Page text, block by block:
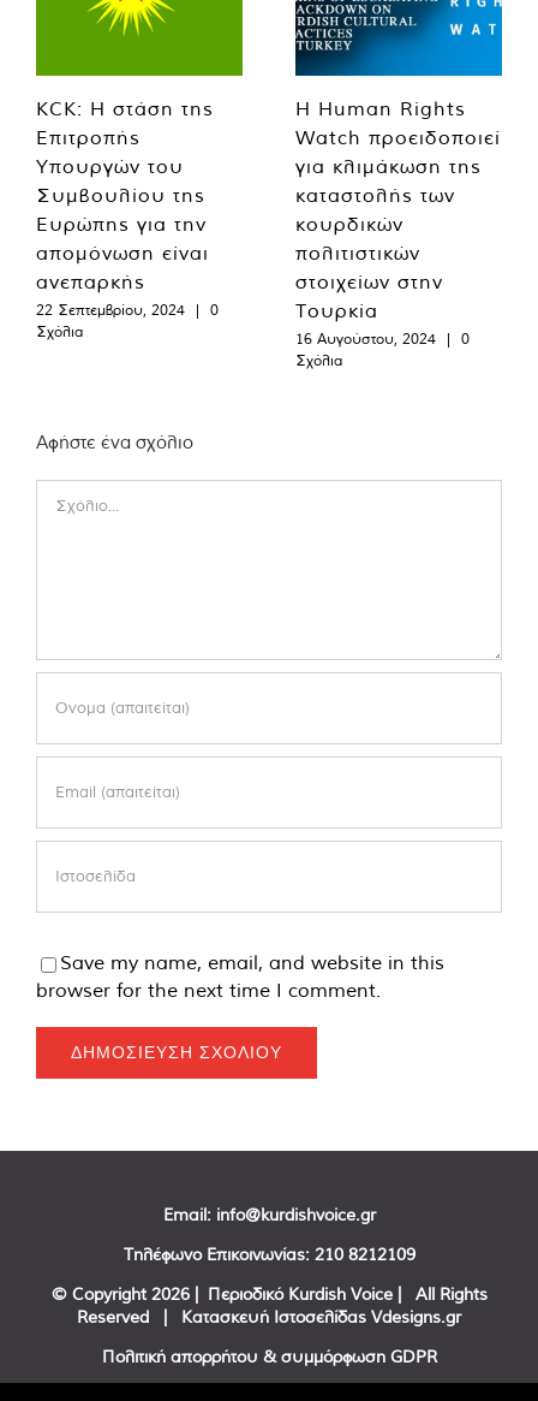
KCK: Η στάση της
Επιτροπής
Υπουργών του
Συμβουλίου της
Ευρώπης για την
απομόνωση είναι
ανεπαρκής
22 Σεπτεμβρίου, 2024 |
0
Σχόλια
Η Human Rights
Watch προειδοποιεί
για κλιμάκωση της
καταστολής των
κουρδικών
πολιτιστικών
στοιχείων στην
Τουρκία
16 Αυγούστου, 2024 |
0
Σχόλια
Αφήστε ένα σχόλιο
Save my name, email, and website in this
browser for the next time I comment.
Email: info@kurdishvoice.gr
Τηλέφωνο Επικοινωνίας: 210 8212109
© Copyright 2026 | Περιοδικό Kurdish Voice | All Rights
Reserved | Κατασκευή Ιστοσελίδας Vdesigns.gr
Πολιτική απορρήτου & συμμόρφωση GDPR